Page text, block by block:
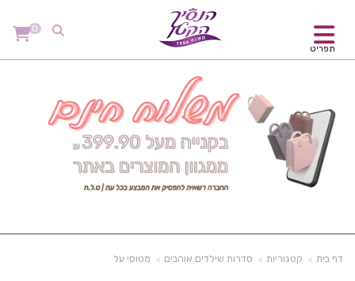
תפריט
0
דף בית קטגוריות סדרות שילדים אוהבים מטוסי על